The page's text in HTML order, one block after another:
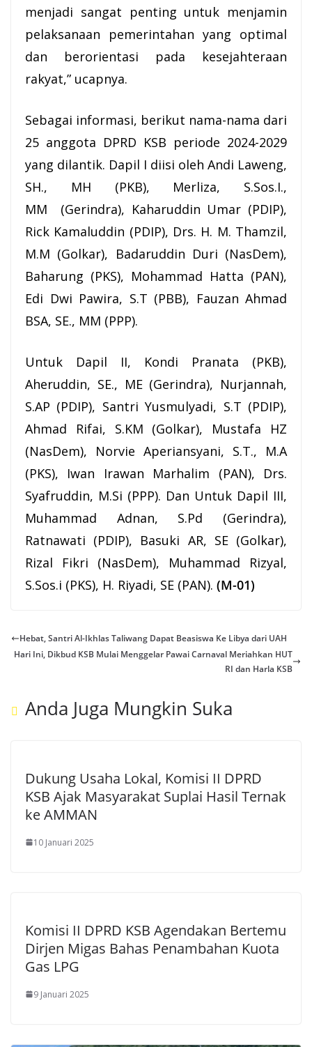
menjadi sangat penting untuk menjamin
pelaksanaan pemerintahan yang optimal
dan berorientasi pada kesejahteraan
rakyat,” ucapnya.
Sebagai informasi, berikut nama-nama dari
25 anggota DPRD KSB periode 2024-2029
yang dilantik. Dapil I diisi oleh Andi Laweng,
SH., MH (PKB), Merliza, S.Sos.I.,
MM (Gerindra), Kaharuddin Umar (PDIP),
Rick Kamaluddin (PDIP), Drs. H. M. Thamzil,
M.M (Golkar), Badaruddin Duri (NasDem),
Baharung (PKS), Mohammad Hatta (PAN),
Edi Dwi Pawira, S.T (PBB), Fauzan Ahmad
BSA, SE., MM (PPP).
Untuk Dapil II, Kondi Pranata (PKB),
Aheruddin, SE., ME (Gerindra), Nurjannah,
S.AP (PDIP), Santri Yusmulyadi, S.T (PDIP),
Ahmad Rifai, S.KM (Golkar), Mustafa HZ
(NasDem), Norvie Aperiansyani, S.T., M.A
(PKS), Iwan Irawan Marhalim (PAN), Drs.
Syafruddin, M.Si (PPP). Dan Untuk Dapil III,
Muhammad Adnan, S.Pd (Gerindra),
Ratnawati (PDIP), Basuki AR, SE (Golkar),
Rizal Fikri (NasDem), Muhammad Rizyal,
S.Sos.i (PKS), H. Riyadi, SE (PAN). (M-01)
Hebat, Santri Al-Ikhlas Taliwang Dapat Beasiswa Ke Libya dari UAH
Hari Ini, Dikbud KSB Mulai Menggelar Pawai Carnaval Meriahkan HUT
RI dan Harla KSB
Anda Juga Mungkin Suka
Dukung Usaha Lokal, Komisi II DPRD
KSB Ajak Masyarakat Suplai Hasil Ternak
ke AMMAN
10 Januari 2025
Komisi II DPRD KSB Agendakan Bertemu
Dirjen Migas Bahas Penambahan Kuota
Gas LPG
9 Januari 2025